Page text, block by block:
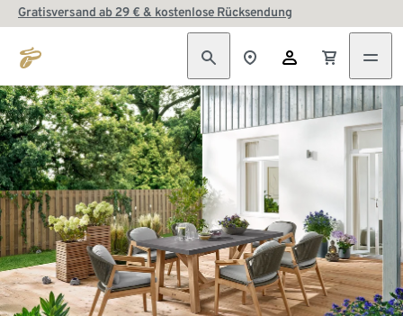
Gratisversand ab 29 € & kostenlose Rücksendung